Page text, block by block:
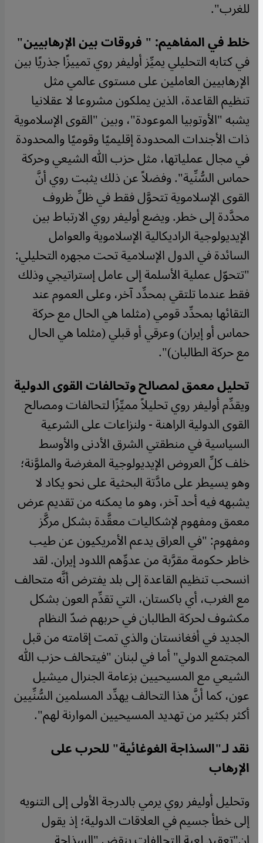
للغرب".
خلط في المفاهيم: " فروقات بين الإرهابيين"
في كتابه التحليلي يميِّز أوليفر روي تمييزًا جذريًا بين
الإرهابيين العاملين على مستوى عالمي مثل
تنظيم القاعدة، الذين يملكون مشروعا لا عقلانيا
يشبه "الأوتوبيا الموعودة"، وبين "القوى الإسلاموية
ذات الأجندات المحدودة إقليميًا وقوميًا والمحدودة
في مجال عملياتها، مثل حزب الله الشيعي وحركة
حماس السُّنِّية". وفضلاً عن ذلك يثبت روي أنَّ
القوى الإسلاموية تتحوَّل فقط في ظلِّ ظروف
محدَّدة إلى خطر. ويضع أوليفر روي الارتباط بين
الإيديولوجية الراديكالية الإسلاموية والعوامل
السائدة في الدول الإسلامية تحت مجهره التحليلي:
"تتحوّل عملية الأسلمة إلى عامل إستراتيجي وذلك
فقط عندما تلتقي بمحدِّد آخر، وعلى العموم عند
التقائها بمحدِّد قومي (مثلما هي الحال مع حركة
حماس أو إيران) وعرقي أو قبلي (مثلما هي الحال
مع حركة الطالبان)".
تحليل معمق لمصالح وتحالفات القوى الدولية
ويقدِّم أوليفر روي تحليلاً مميِّزًا لتحالفات ومصالح
القوى الدولية الراهنة - ولنزاعات على الشرعية
السياسية في منطقتي الشرق الأدنى والأوسط
خلف كلِّ العروض الإيديولوجية المغرضة والملوَّنة؛
وهو يسيطر على مادَّتة البحثية على نحو يكاد لا
يشبهه فيه أحد آخر، وهو ما يمكنه من تقديم عرض
معمق ومفهوم لإشكاليات معقَّدة بشكل مركَّز
ومفهوم: "في العراق يدعم الأمريكيون عن طيب
خاطر حكومة مقرَّبة من عدوِّهم اللدود إيران. لقد
انسحب تنظيم القاعدة إلى بلد يفترض أنَّه متحالف
مع الغرب، أي باكستان، التي تقدِّم العون بشكل
مكشوف لحركة الطالبان في حربهم ضدّ النظام
الجديد في أفغانستان والذي تمت إقامته من قبل
المجتمع الدولي" أما في لبنان "فيتحالف حزب الله
الشيعي مع المسيحيين بزعامة الجنرال ميشيل
عون، كما أنَّ هذا التحالف يهدِّد المسلمين السُّنِّيين
أكثر بكثير من تهديد المسيحيين الموارنة لهم".
نقد لـ"السذاجة الغوغائية" للحرب على
الإرهاب
وتحليل أوليفر روي يرمي بالدرجة الأولى إلى التنويه
إلى خطأ جسيم في العلاقات الدولية؛ إذ يقول